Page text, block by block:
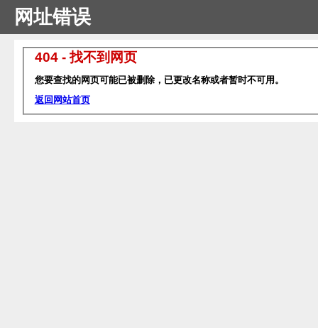
网址错误
404 - 找不到网页
您要查找的网页可能已被删除，已更改名称或者暂时不可用。
返回网站首页